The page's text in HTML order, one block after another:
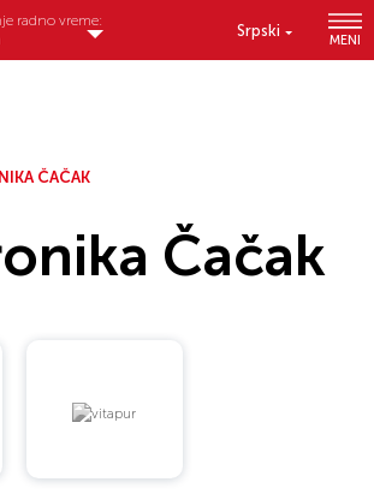
Srpski
MENI
radno vreme:
ČAČAK
Čačak